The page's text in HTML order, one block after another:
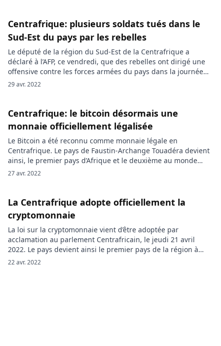
Centrafrique: plusieurs soldats tués dans le
Sud-Est du pays par les rebelles
Le député de la région du Sud-Est de la Centrafrique a
déclaré à l’AFP, ce vendredi, que des rebelles ont dirigé une
offensive contre les forces armées du pays dans la journée
du jeudi 28 avril 2022. Au moins six soldats ont péri dans
29 avr. 2022
Centrafrique: le bitcoin désormais une
monnaie officiellement légalisée
Le Bitcoin a été reconnu comme monnaie légale en
Centrafrique. Le pays de Faustin-Archange Touadéra devient
ainsi, le premier pays d’Afrique et le deuxième au monde
après le Salvador, a adopté le Bitcoin comme monnaie légale.
officielle au […]
27 avr. 2022
La Centrafrique adopte officiellement la
cryptomonnaie
La loi sur la cryptomonnaie vient d’être adoptée par
acclamation au parlement Centrafricain, le jeudi 21 avril
2022. Le pays devient ainsi le premier pays de la région à
officiellement autoriser l’utilisation de la monnaie digitale. La
22 avr. 2022